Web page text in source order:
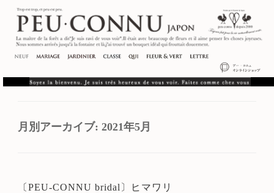
月別アーカイブ: 2021年5月
〔PEU-CONNU bridal〕ヒマワリ